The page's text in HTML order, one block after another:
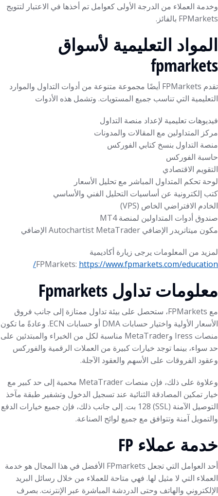
وخدمة العملاء من الدرجة الأولى كعوامل تم أخذها في الاعتبار لتتويج
FPMarkets بالفائز.
المواد التعليمية لأسواق
fpmarkets
تقدم FPMarkets أيضًا مجموعة متنوعة من أدوات التداول والموارد
التعليمية التي تناسب جميع المستويات. وتشمل هذه الأدوات
فيديوهات تعليمية لإعداد منصة التداول
مركز المتداولين مع المقالات والمدونات
منصة التداول بنسخ كتابي الفوركس
حاسبة الفوركس
التقويم الاقتصادي
لوحة تحكم المتداول المباشر مع تحليل الأسعار
كتب إلكترونية عن أساسيات التحليل الفني والأساسي
الخادم الافتراضي الخاص (VPS)
صندوق أدوات المتداولين لمنصة MT4
مكون ميتاتريدر الإضافي Autochartist MetaTrader الإضافي
لمزيد من المعلومات يرجى زيارة أكاديمية
FPMarkets: https://www.fpmarkets.com/education/
معلومات تداول Fpmarkets
مع FPMarkets، ستحصل على بيئة تداول ممتازة إلى جانب فروق
الأسعار الأولية واختيار حسابات DMA أو حسابات ECN. وعادةً ما تكون
منصات Iress وMetaTrader مناسبة لكل من الخبراء والمبتدئين على
حد سواء، بينما توجد خيارات كبيرة من العملات الرقمية والفوركس
وعقود الفروقات على الأسهم والعقود الآجلة.
وعلاوة على ذلك، فإن منصات MetaTrader محمية إلى حد كبير مع
خيار تمكين المصادقة الثنائية عند تسجيل الدخول وتشفير طبقة مآخذ
التوصيل الآمنة (SSL) 128 بت. إلى جانب ذلك، فإن جميع خيارات الدفع
والتمويل آمنة وتتوافق مع جميع لوائح الصناعة.
خدمة عملاء FP
أحد العوامل التي تجعل FPmarkets الأفضل في هذا المجال هو خدمة
العملاء التي لا مثيل لها. فهي متاحة للعملاء من خلال رسائل البريد
الإلكتروني والهاتف وحتى الدردشة المباشرة عبر الإنترنت. بصرف